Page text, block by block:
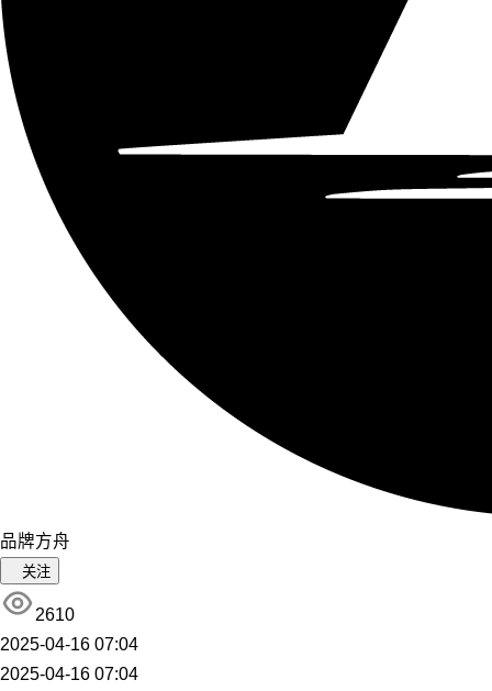
品牌方舟
关注
2610
2025-04-16 07:04
2025-04-16 07:04